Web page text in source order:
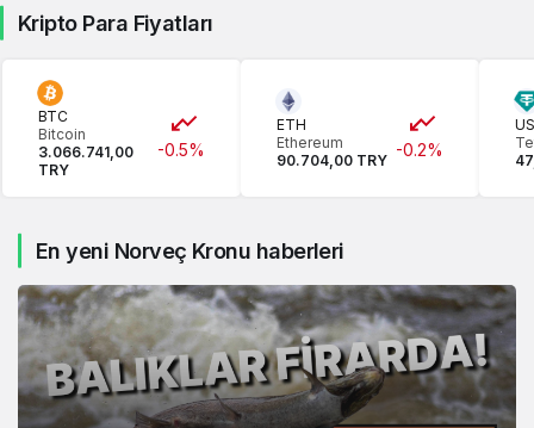
Kripto Para Fiyatları
BTC
Bitcoin
3.066.741,00
TRY
-0.5%
ETH
Ethereum
90.704,00 TRY
-0.2%
En yeni Norveç Kronu haberleri